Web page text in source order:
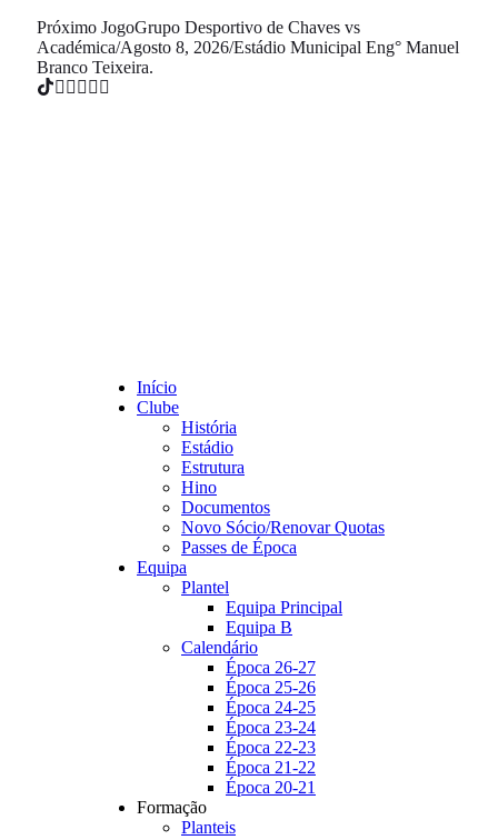
Próximo JogoGrupo Desportivo de Chaves vs
Académica/Agosto 8, 2026/Estádio Municipal Eng° Manuel
Branco Teixeira.
Início
Clube
História
Estádio
Estrutura
Hino
Documentos
Novo Sócio/Renovar Quotas
Passes de Época
Equipa
Plantel
Equipa Principal
Equipa B
Calendário
Época 26-27
Época 25-26
Época 24-25
Época 23-24
Época 22-23
Época 21-22
Época 20-21
Formação
Planteis